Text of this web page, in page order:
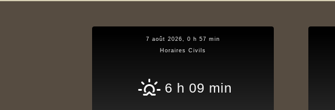
7 août 2026, 0 h 57 min
Horaires Civils
6 h 09 min